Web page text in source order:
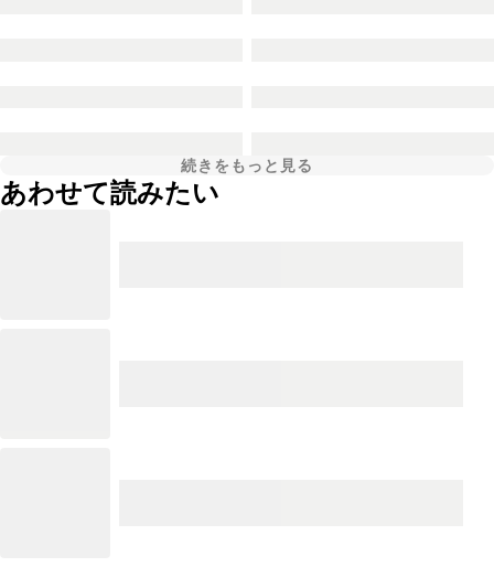
続きをもっと見る
あわせて読みたい